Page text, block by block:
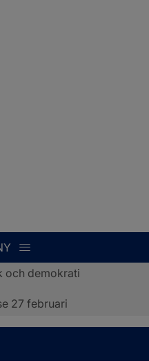
och demokrati
27 februari